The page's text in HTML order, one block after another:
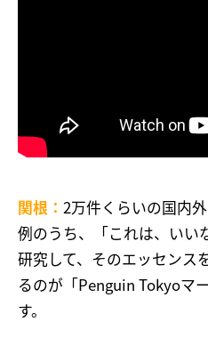
関根： 2万件くらいの国内
例のうち、「これは、いい
研究して、そのエッセンス
るのが「Penguin Tokyoマ
す。